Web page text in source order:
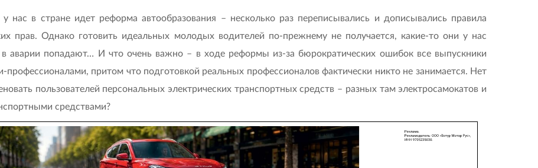
нас в стране идет реформа автообразования – несколько раз переписывались и дописывались правила
прав. Однако готовить идеальных молодых водителей по-прежнему не получается, какие-то они у нас
аварии попадают… И что очень важно – в ходе реформы из-за бюрократических ошибок все выпускники
притом что подготовкой реальных профессио­налов фактически никто не занимается. Нет
пользователей персональных электрических транспортных средств – разных там электросамокатов и
средствами?